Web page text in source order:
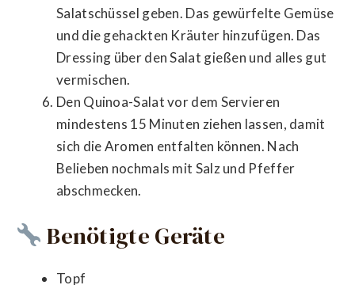
Salatschüssel geben. Das gewürfelte Gemüse
und die gehackten Kräuter hinzufügen. Das
Dressing über den Salat gießen und alles gut
vermischen.
Den Quinoa-Salat vor dem Servieren
mindestens 15 Minuten ziehen lassen, damit
sich die Aromen entfalten können. Nach
Belieben nochmals mit Salz und Pfeffer
abschmecken.
Benötigte Geräte
Topf